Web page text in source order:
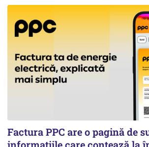
Factura PPC are o pagină de